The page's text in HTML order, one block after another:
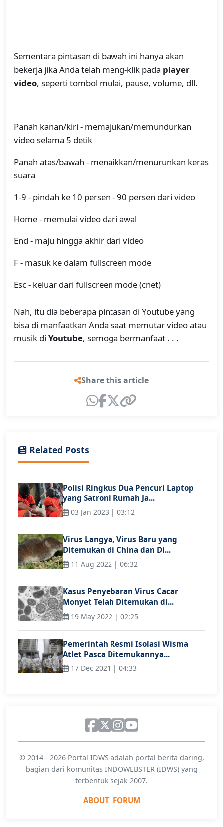
Sementara pintasan di bawah ini hanya akan
bekerja jika Anda telah meng-klik pada player
video, seperti tombol mulai, pause, volume, dll.
Panah kanan/kiri - memajukan/memundurkan
video selama 5 detik
Panah atas/bawah - menaikkan/menurunkan keras
suara
1-9 - pindah ke 10 persen - 90 persen dari video
Home - memulai video dari awal
End - maju hingga akhir dari video
F - masuk ke dalam fullscreen mode
Esc - keluar dari fullscreen mode (cnet)
Nah, itu dia beberapa pintasan di Youtube yang
bisa di manfaatkan Anda saat memutar video atau
musik di Youtube, semoga bermanfaat . . .
Share this article
Related Posts
Polisi Ringkus Dua Pencuri Laptop
yang Satroni Rumah Ja...
03 Jan 2023 | 03:12
Virus Langya, Virus Baru yang
Ditemukan di China dan Di...
11 Aug 2022 | 06:32
Kasus Penyebaran Virus Cacar
Monyet Telah Ditemukan di...
19 May 2022 | 02:25
Pemerintah Resmi Isolasi Wisma
Atlet Pasca Ditemukannya...
17 Dec 2021 | 04:33
© 2014 - 2026 Portal IDWS adalah portal berita daring,
bagian dari komunitas INDOWEBSTER (IDWS) yang
terbentuk sejak 2007.
ABOUT| FORUM